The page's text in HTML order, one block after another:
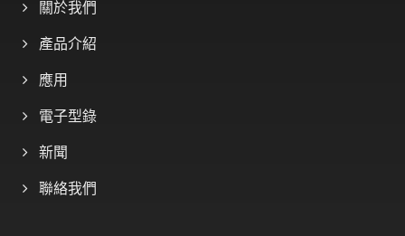
關於我們
產品介紹
應用
電子型錄
新聞
聯絡我們